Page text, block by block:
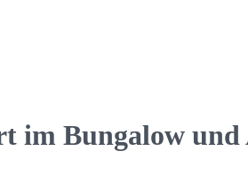
im Bungalow